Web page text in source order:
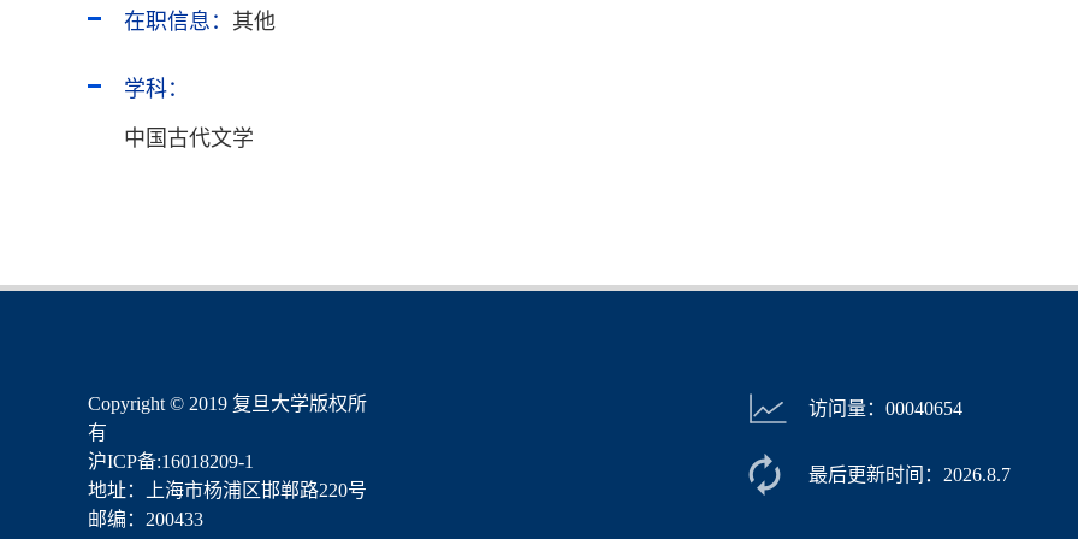
在职信息： 其他
学科：
中国古代文学
​Copyright © 2019 复旦大学版权所
有
沪ICP备:16018209-1
地址：上海市杨浦区邯郸路220号
邮编：200433
访问量： 00040654
最后更新时间： 2026.8.7